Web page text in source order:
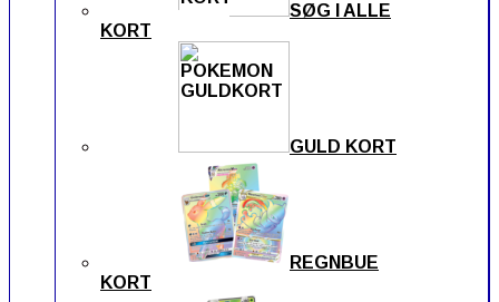
SØG I ALLE
KORT
GULD KORT
REGNBUE
KORT